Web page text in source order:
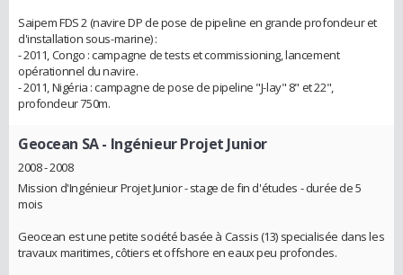
Saipem FDS 2 (navire DP de pose de pipeline en grande profondeur et
d'installation sous-marine) :
- 2011, Congo : campagne de tests et commissioning, lancement
opérationnel du navire.
- 2011, Nigéria : campagne de pose de pipeline "J-lay" 8" et 22",
profondeur 750m.
Geocean SA- Ingénieur Projet Junior
2008 - 2008
Mission d'Ingénieur Projet Junior - stage de fin d'études - durée de 5
mois
Geocean est une petite société basée à Cassis (13) specialisée dans les
travaux maritimes, côtiers et offshore en eaux peu profondes.